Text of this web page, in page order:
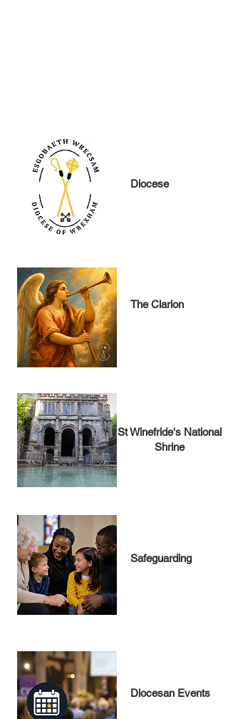
Diocese
The Clarion
St Winefride's National
Shrine
Safeguarding
Diocesan Events